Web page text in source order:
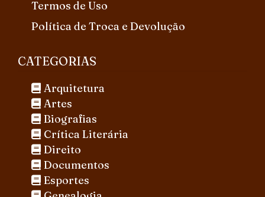
Termos de Uso
Política de Troca e Devolução
CATEGORIAS
Arquitetura
Artes
Biografias
Crítica Literária
Direito
Documentos
Esportes